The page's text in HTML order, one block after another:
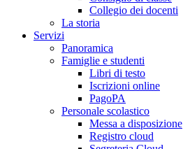
Collegio dei docenti
La storia
Servizi
Panoramica
Famiglie e studenti
Libri di testo
Iscrizioni online
PagoPA
Personale scolastico
Messa a disposizione
Registro cloud